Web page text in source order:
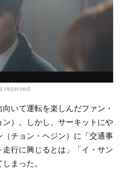
reserved.
いて運転を楽しんだファン・
）。しかし、サーキットにや
チョン・ヘジン）に「交通事
行に興じるとは」「イ・サン
まった。